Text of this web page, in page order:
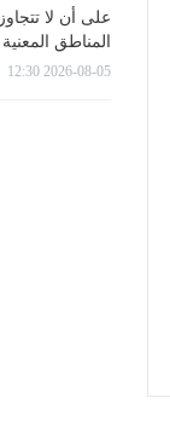
على أن لا
المناطق
2026-08-05 12:30